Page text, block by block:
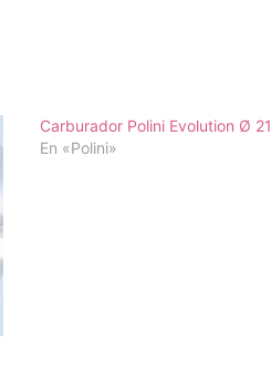
Carburador Polini Evolution Ø 21
En «Polini»